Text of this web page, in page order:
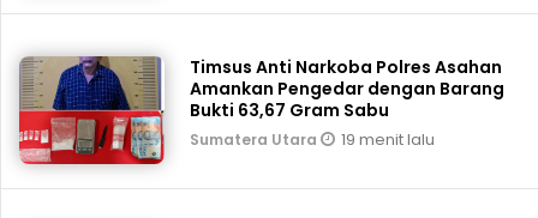
Timsus Anti Narkoba Polres Asahan
Amankan Pengedar dengan Barang
Bukti 63,67 Gram Sabu
Sumatera Utara 19 menit lalu